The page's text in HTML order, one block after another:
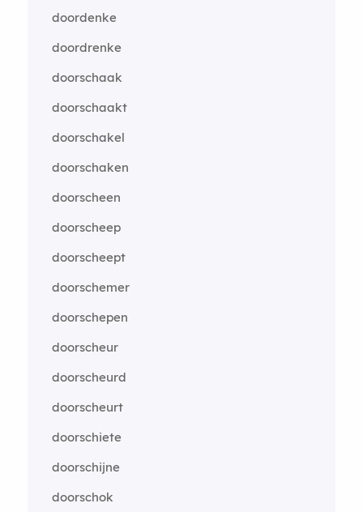
doordenke
doordrenke
doorschaak
doorschaakt
doorschakel
doorschaken
doorscheen
doorscheep
doorscheept
doorschemer
doorschepen
doorscheur
doorscheurd
doorscheurt
doorschiete
doorschijne
doorschok